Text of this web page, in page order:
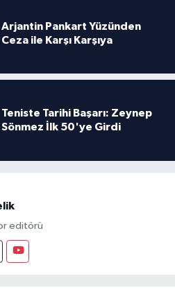
Arjantin Pankart Yüzünden
Ceza ile Karşı Karşıya
Teniste Tarihi Başarı: Zeynep
Sönmez İlk 50'ye Girdi
editörü